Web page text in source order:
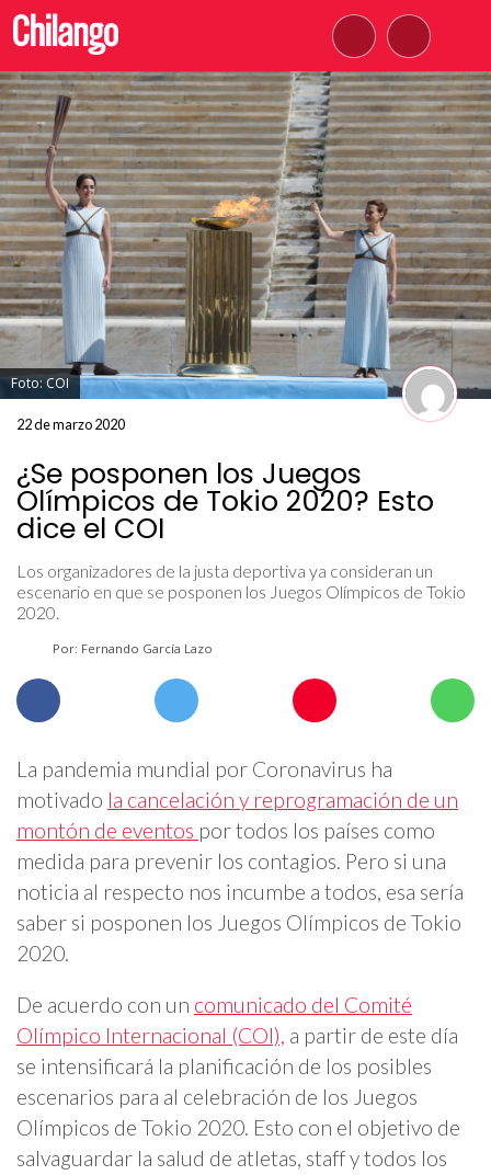
Foto: COI
22 de marzo 2020
¿Se posponen los Juegos
Olímpicos de Tokio 2020? Esto
dice el COI
Los organizadores de la justa deportiva ya consideran un
escenario en que se posponen los Juegos Olímpicos de Tokio
2020.
Por: Fernando García Lazo
La pandemia mundial por Coronavirus ha
motivado la cancelación y reprogramación de un
montón de eventos por todos los países como
medida para prevenir los contagios. Pero si una
noticia al respecto nos incumbe a todos, esa sería
saber si posponen los Juegos Olímpicos de Tokio
2020.
De acuerdo con un comunicado del Comité
Olímpico Internacional (COI), a partir de este día
se intensificará la planificación de los posibles
escenarios para al celebración de los Juegos
Olímpicos de Tokio 2020. Esto con el objetivo de
salvaguardar la salud de atletas, staff y todos los